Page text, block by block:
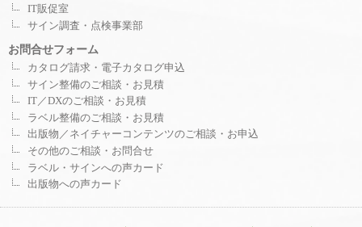
IT販促室
サイン調査・点検事業部
お問合せフォーム
カタログ請求・電子カタログ申込
サイン整備のご相談・お見積
IT／DXのご相談・お見積
ラベル整備のご相談・お見積
出版物／ネイチャーコンテンツのご相談・お申込
その他のご相談・お問合せ
ラベル・サインへの声カード
出版物への声カード